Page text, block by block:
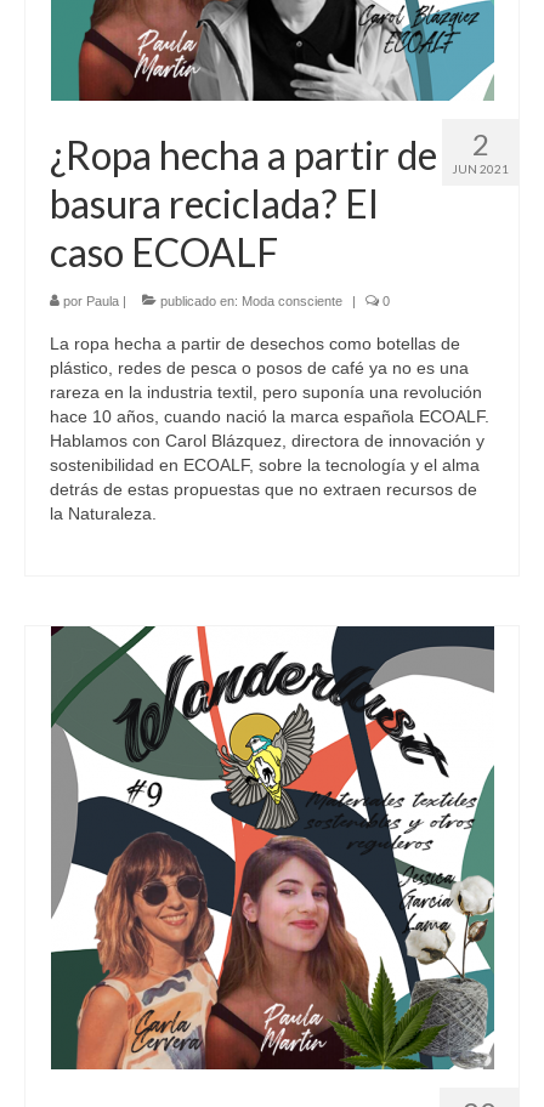
2
JUN 2021
¿Ropa hecha a partir de
basura reciclada? El
caso ECOALF
por Paula publicado en: Moda consciente 0
La ropa hecha a partir de desechos como botellas de
plástico, redes de pesca o posos de café ya no es una
rareza en la industria textil, pero suponía una revolución
hace 10 años, cuando nació la marca española ECOALF.
Hablamos con Carol Blázquez, directora de innovación y
sostenibilidad en ECOALF, sobre la tecnología y el alma
detrás de estas propuestas que no extraen recursos de
la Naturaleza.